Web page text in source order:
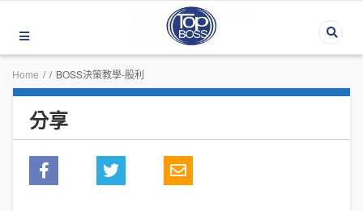
Home / / BOSS決策教學-股利
分享